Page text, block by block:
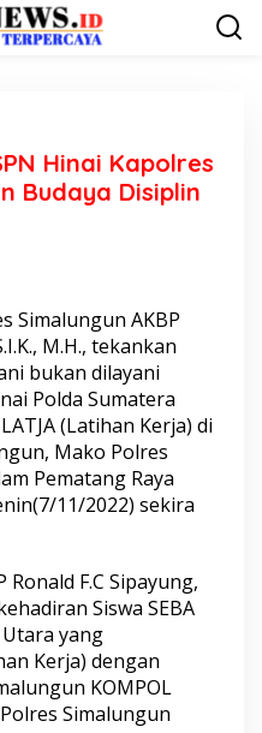
Hinai Kapolres
Budaya Disiplin
Simalungun AKBP
M.H., tekankan
bukan dilayani
Polda Sumatera
(Latihan Kerja) di
Mako Polres
Pematang Raya
11/2022) sekira
F.C Sipayung,
Siswa SEBA
yang
Kerja) dengan
KOMPOL
Simalungun